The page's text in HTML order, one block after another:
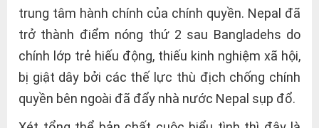
trung tâm hành chính của chính quyền. Nepal đã
trở thành điểm nóng thứ 2 sau Bangladehs do
chính lớp trẻ hiếu động, thiếu kinh nghiệm xã hội,
bị giật dây bởi các thế lực thù địch chống chính
quyền bên ngoài đã đẩy nhà nước Nepal sụp đổ.